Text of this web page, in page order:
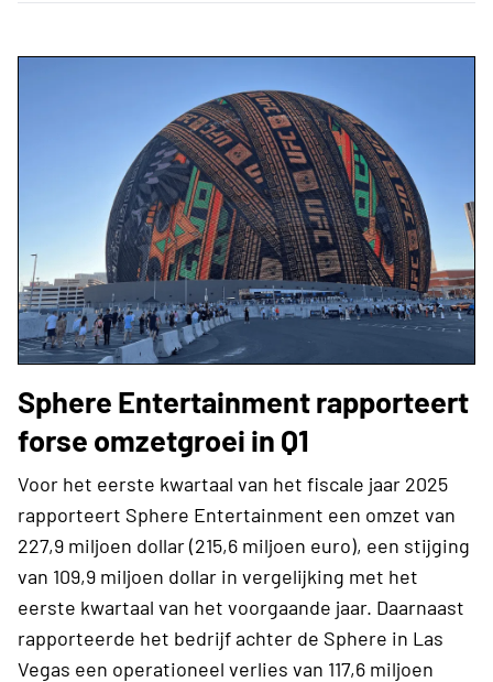
Sphere Entertainment rapporteert
forse omzetgroei in Q1
Voor het eerste kwartaal van het fiscale jaar 2025
rapporteert Sphere Entertainment een omzet van
227,9 miljoen dollar (215,6 miljoen euro), een stijging
van 109,9 miljoen dollar in vergelijking met het
eerste kwartaal van het voorgaande jaar. Daarnaast
rapporteerde het bedrijf achter de Sphere in Las
Vegas een operationeel verlies van 117,6 miljoen